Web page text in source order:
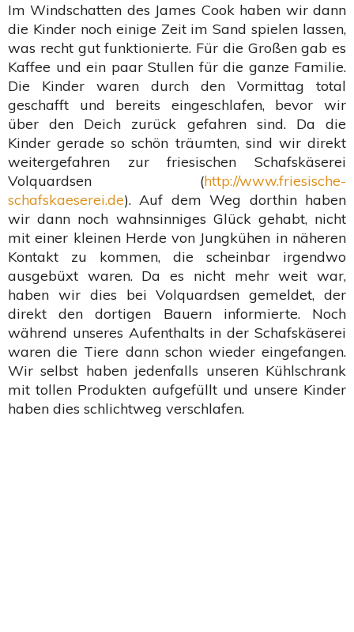
Im Windschatten des James Cook haben wir dann
die Kinder noch einige Zeit im Sand spielen lassen,
was recht gut funktionierte. Für die Großen gab es
Kaffee und ein paar Stullen für die ganze Familie.
Die Kinder waren durch den Vormittag total
geschafft und bereits eingeschlafen, bevor wir
über den Deich zurück gefahren sind. Da die
Kinder gerade so schön träumten, sind wir direkt
weitergefahren zur friesischen Schafskäserei
Volquardsen (http://www.friesische-
schafskaeserei.de). Auf dem Weg dorthin haben
wir dann noch wahnsinniges Glück gehabt, nicht
mit einer kleinen Herde von Jungkühen in näheren
Kontakt zu kommen, die scheinbar irgendwo
ausgebüxt waren. Da es nicht mehr weit war,
haben wir dies bei Volquardsen gemeldet, der
direkt den dortigen Bauern informierte. Noch
während unseres Aufenthalts in der Schafskäserei
waren die Tiere dann schon wieder eingefangen.
Wir selbst haben jedenfalls unseren Kühlschrank
mit tollen Produkten aufgefüllt und unsere Kinder
haben dies schlichtweg verschlafen.